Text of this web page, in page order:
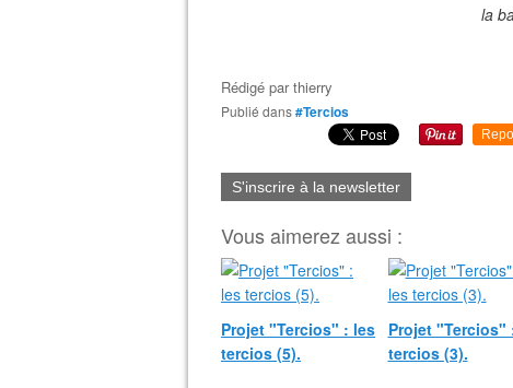
la
Rédigé parthierry
Publié dans#Tercios
S'inscrire à la newsletter
Vous aimerez aussi :
Projet "Tercios" : les
tercios (5).
Projet "Tercios"
tercios (3).